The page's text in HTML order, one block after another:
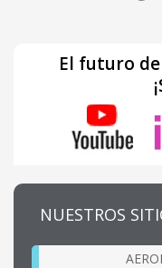
El futuro
NUESTROS